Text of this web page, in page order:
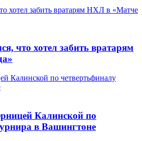
хотел забить вратарям НХЛ в «Матче
что хотел забить вратарям
Калинской по четвертьфиналу
Калинской по
в Вашингтоне